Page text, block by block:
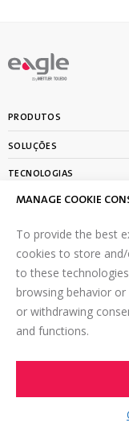
MANAGE COOKIE
To provide the best
cookies to store
to these
browsing behavior
or withdrawing
and functions.
By
PRODUTOS
SOLUÇÕES
TECNOLOGIAS
APRENDER
ASSINE A NOSSA NEWSLETTER
Email*